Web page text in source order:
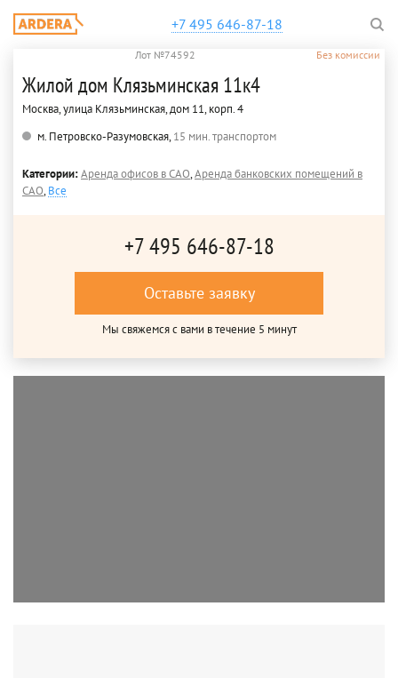
+7 495 646-87-18
Лот №74592 Без комиссии
Жилой дом Клязьминская 11к4
Москва, улица Клязьминская, дом 11, корп. 4
м. Петровско-Разумовская,15 мин. транспортом
Категории:Аренда офисов в САО,Аренда банковских помещений в
САО,Все
+7 495 646-87-18
Оставьте заявку
Мы свяжемся с вами в течение 5 минут